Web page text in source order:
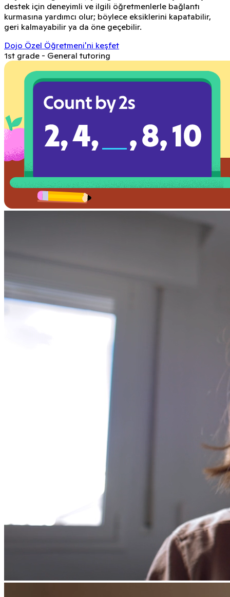
destek için deneyimli ve ilgili öğretmenlerle bağlantı
kurmasına yardımcı olur; böylece eksiklerini kapatabilir,
geri kalmayabilir ya da öne geçebilir.
Dojo Özel Öğretmeni'ni keşfet
1st grade - General tutoring